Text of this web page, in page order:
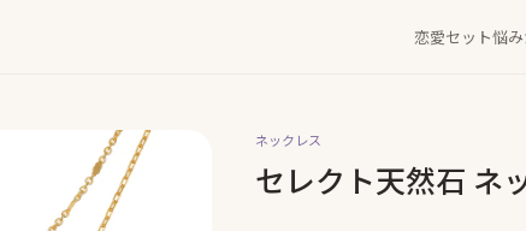
恋愛セット悩
ネックレス
セレクト天然石 ネ